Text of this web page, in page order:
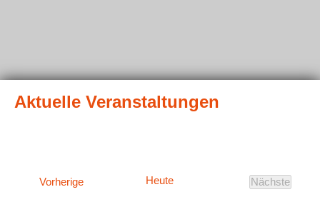
VorherigeVeranstaltungenHeute
Nächste